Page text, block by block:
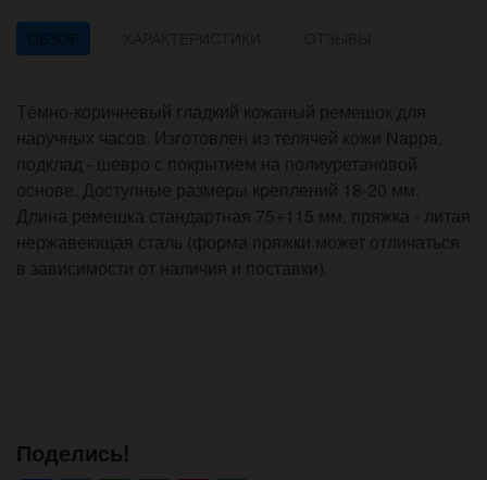
ОБЗОР
Тёмно-коричневый гладкий кожаный ремешок для
наручных часов. Изготовлен из телячей кожи Nappa,
подклад - шевро с покрытием на полиуретановой
основе. Доступные размеры креплений 18-20 мм.
Длина ремешка стандартная 75+115 мм, пряжка - литая
нержавеющая сталь (форма пряжки может отличаться
в зависимости от наличия и поставки).
Поделись!